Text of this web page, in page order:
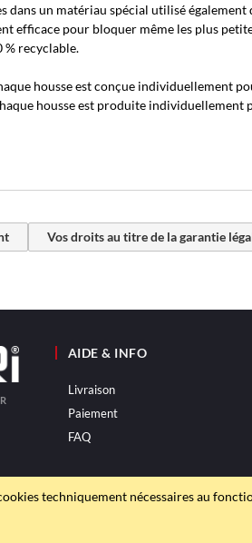
techniquement nécessaires au
dans un matériau spécial utilisé également
efficace pour bloquer même les plus
% recyclable.
housse est conçue individuellement
housse est produite individuellement
Vos droits au titre de la garantie
AIDE & INFO
Livraison
Paiement
FAQ